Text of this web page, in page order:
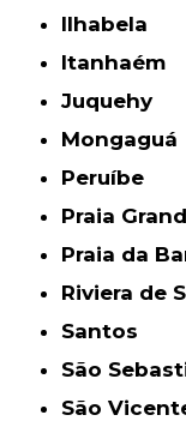
Ilhabela
Itanhaém
Juquehy
Mongaguá
Peruíbe
Praia
Praia da
Riviera de
Santos
São
São